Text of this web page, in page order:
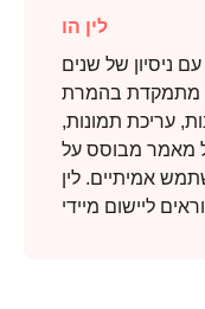
לין הו
ניסיון של שנים
מתמקדת בהמרת
עריכת תמונות,
כל מאמר מבוסס על
אמיתיים. לין